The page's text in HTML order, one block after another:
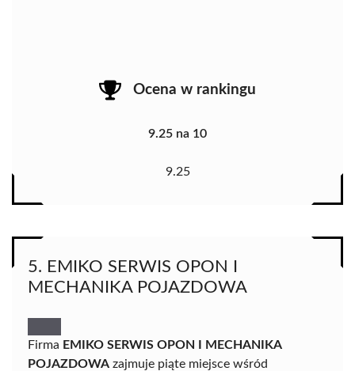
Ocena w rankingu
9.25 na 10
9.25
5. EMIKO SERWIS OPON I
MECHANIKA POJAZDOWA
Firma EMIKO SERWIS OPON I MECHANIKA
POJAZDOWA zajmuje piąte miejsce wśród